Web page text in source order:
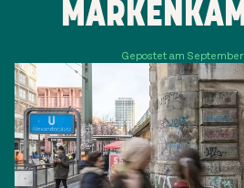
Gepostet am September